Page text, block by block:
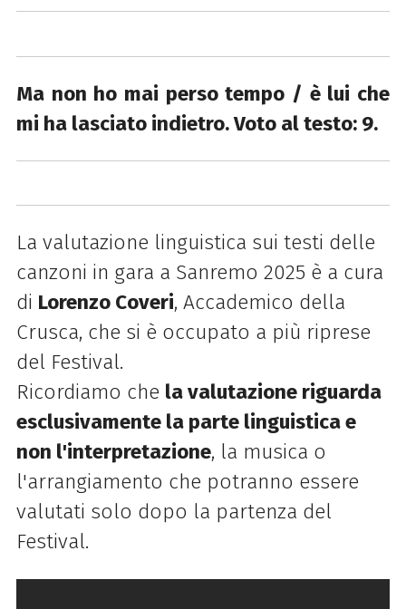
Ma non ho mai perso tempo / è lui che
mi ha lasciato indietro. Voto al testo: 9.
La valutazione linguistica sui testi delle
canzoni in gara a Sanremo 2025 è a cura
di Lorenzo Coveri, Accademico della
Crusca, che si è occupato a più riprese
del Festival.
Ricordiamo che la valutazione riguarda
esclusivamente la parte linguistica e
non l'interpretazione, la musica o
l'arrangiamento che potranno essere
valutati solo dopo la partenza del
Festival.